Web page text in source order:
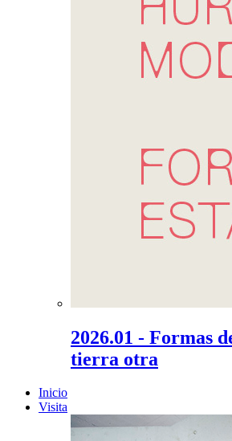
2026.01 - Formas
tierra otra
Inicio
Visita